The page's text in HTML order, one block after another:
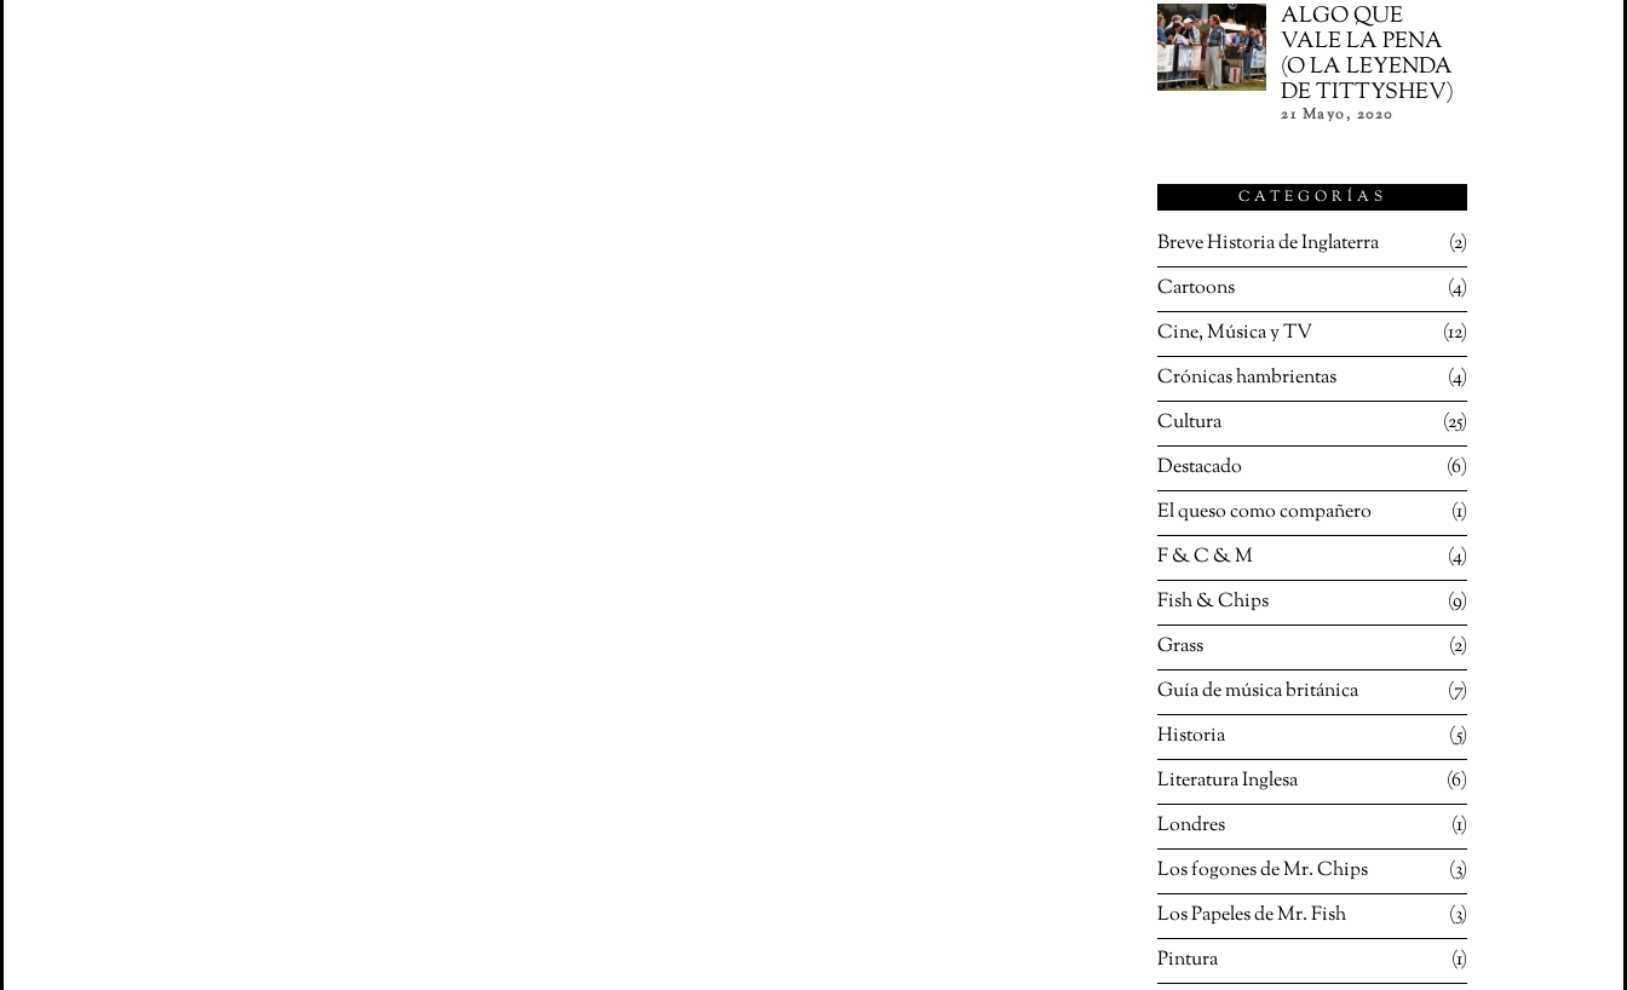
ALGO QUE
VALE LA PENA
(O LA LEYENDA
DE TITTYSHEV)
21 Mayo, 2020
CATEGORÍAS
Breve Historia de Inglaterra
2
Cartoons
4
Cine, Música y TV
12
Crónicas hambrientas
4
Cultura
25
Destacado
6
El queso como compañero
1
F & C & M
4
Fish & Chips
9
Grass
2
Guía de música británica
7
Historia
5
Literatura Inglesa
6
Londres
1
Los fogones de Mr. Chips
3
Los Papeles de Mr. Fish
3
Pintura
1